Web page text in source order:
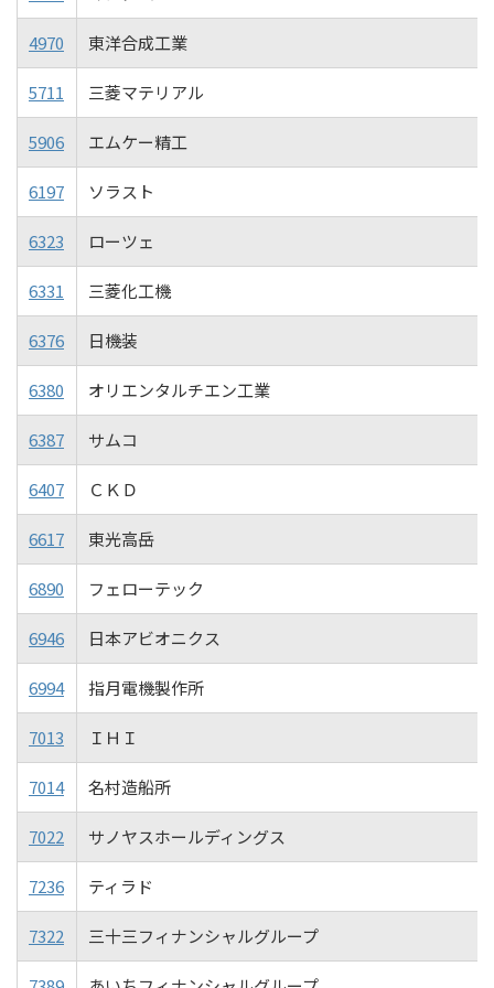
4970 東洋合成工業
5711 三菱マテリアル
5906 エムケー精工
6197 ソラスト
6323 ローツェ
6331 三菱化工機
6376 日機装
6380 オリエンタルチエン工業
6387 サムコ
6407 ＣＫＤ
6617 東光高岳
6890 フェローテック
6946 日本アビオニクス
6994 指月電機製作所
7013 ＩＨＩ
7014 名村造船所
7022 サノヤスホールディングス
7236 ティラド
7322 三十三フィナンシャルグループ